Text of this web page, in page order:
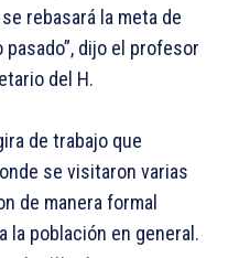
rebasará la meta de
dijo el profesor
del H.
de trabajo que
se visitaron varias
de manera formal
la población en general.